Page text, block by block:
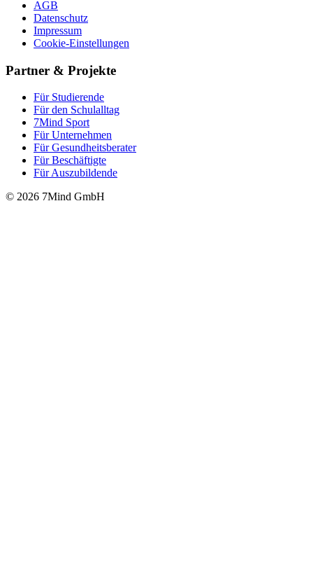
AGB
Datenschutz
Impressum
Cookie-Einstellungen
Partner & Projekte
Für Stu­die­rende
Für den Schulalltag
7Mind Sport
Für Unter­neh­men
Für Gesund­heits­be­ra­ter
Für Beschäftigte
Für Auszubildende
© 2026 7Mind GmbH